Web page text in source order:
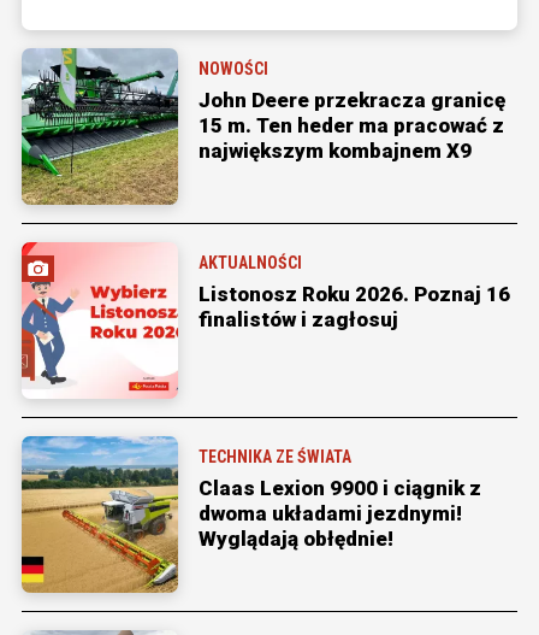
NOWOŚCI
John Deere przekracza granicę
15 m. Ten heder ma pracować z
największym kombajnem X9
AKTUALNOŚCI
Listonosz Roku 2026. Poznaj 16
finalistów i zagłosuj
TECHNIKA ZE ŚWIATA
Claas Lexion 9900 i ciągnik z
dwoma układami jezdnymi!
Wyglądają obłędnie!